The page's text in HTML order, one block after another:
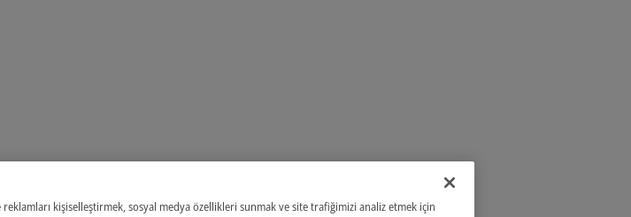
kişiselleştirmek, sosyal medya özellikleri sunmak ve site trafiğimizi analiz etmek için